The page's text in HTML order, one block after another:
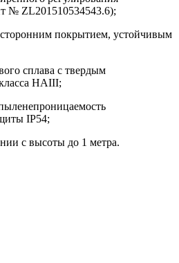
№ ZL201510534543.6);
покрытием, устойчивым
сплава с твердым
HAIII;
IP54;
с высоты до 1 метра.